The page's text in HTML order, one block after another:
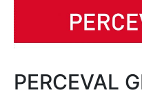
PERCEVAL